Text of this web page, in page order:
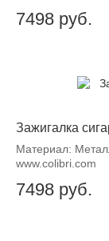
7498 руб.
Зажигалка
Материал:
www.colibri.com
7498 руб.